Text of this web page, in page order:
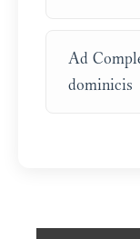
Ad
dominicis